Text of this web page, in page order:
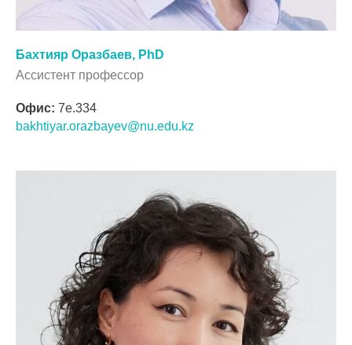
Бахтияр Оразбаев, PhD
Ассистент профессор
Офис: 7e.334
bakhtiyar.orazbayev@nu.edu.kz